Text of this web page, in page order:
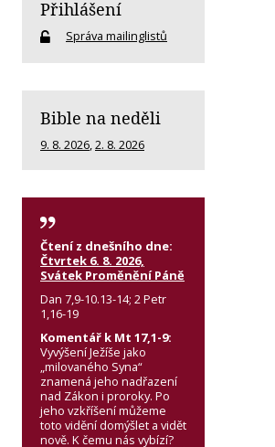
Přihlášení
Správa mailinglistů
Bible na neděli
9. 8. 2026 2. 8. 2026
Čtení z dnešního dne:
Čtvrtek 6. 8. 2026,
Svátek Proměnění Páně
Dan 7,9-10.13-14; 2 Petr
1,16-19
Komentář k Mt 17,1-9:
Vyvýšení Ježíše jako
„milovaného Syna“
znamená jeho nadřazení
nad Zákon i proroky. Po
jeho vzkříšení můžeme
toto vidění domýšlet a vidět
nově. K čemu nás vybízí?